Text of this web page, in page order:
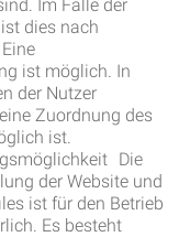
Im Falle der
dies nach
ist möglich. In
der Nutzer
Zuordnung des
ist.
Die
der Website und
ist für den Betrieb
Es besteht